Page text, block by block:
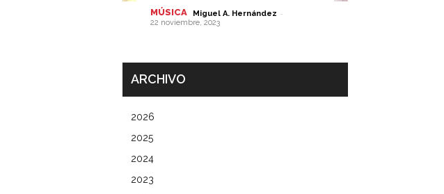
MÚSICA Miguel A. Hernández -
22 noviembre, 2023
ARCHIVO
2026
2025
2024
2023